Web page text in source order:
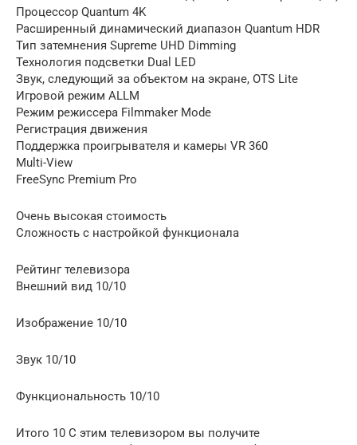
Процессор Quantum 4K
Расширенный динамический диапазон Quantum HDR
Тип затемнения Supreme UHD Dimming
Технология подсветки Dual LED
Звук, следующий за объектом на экране, OTS Lite
Игровой режим ALLM
Режим режиссера Filmmaker Mode
Регистрация движения
Поддержка проигрывателя и камеры VR 360
Multi-View
FreeSync Premium Pro
Очень высокая стоимость
Сложность с настройкой функционала
Рейтинг телевизора
Внешний вид 10/10
Изображение 10/10
Звук 10/10
Функциональность 10/10
Итого 10 С этим телевизором вы получите